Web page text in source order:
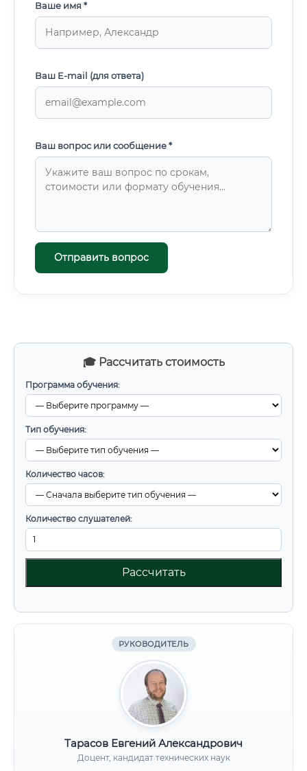
🎓 Рассчитать стоимость
Программа обучения:
Тип обучения:
Количество часов:
Количество слушателей:
Рассчитать
РУКОВОДИТЕЛЬ
Тарасов Евгений Александрович
Доцент, кандидат технических наук
Ваше имя *
Ваш E-mail (для ответа)
Ваш вопрос или сообщение *
Отправить вопрос